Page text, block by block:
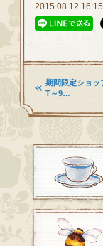
2015.08.12 16:15
期間限定ショ
T～9…